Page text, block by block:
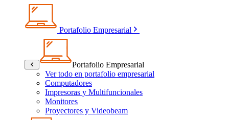
Portafolio Empresarial
Portafolio Empresarial
Ver todo en portafolio empresarial
Computadores
Impresoras y Multifuncionales
Monitores
Proyectores y Videobeam